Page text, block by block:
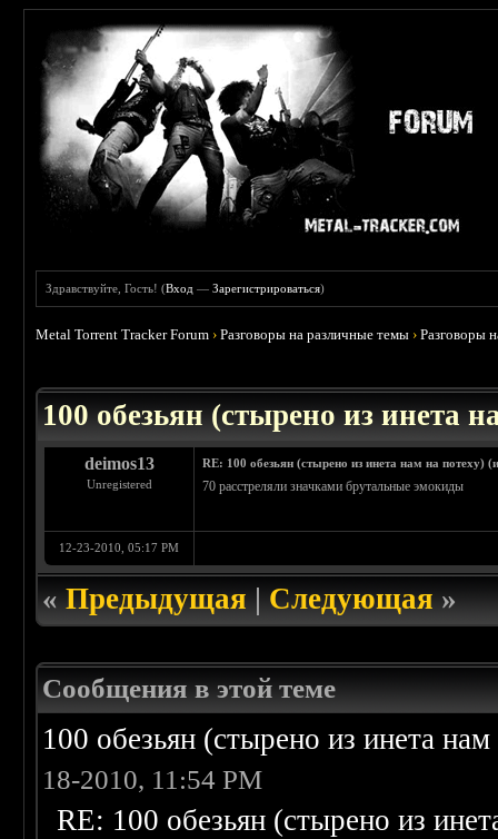
Здравствуйте, Гость! (Вход —Зарегистрироваться)
Metal Torrent Tracker Forum ›Разговоры на различные темы ›Разговоры
100 обезьян (стырено из инета
deimos13
Unregistered
RE: 100 обезьян (стырено из инета нам на потеху)
70 расстреляли значками брутальные эмокиды
12-23-2010, 05:17 PM
«Предыдущая|Следующая»
Сообщения в этой теме
100 обезьян (стырено из инета
18-2010, 11:54 PM
RE: 100 обезьян (стырено из